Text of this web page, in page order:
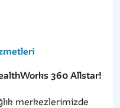
360 Allstar!
merkezlerimizde